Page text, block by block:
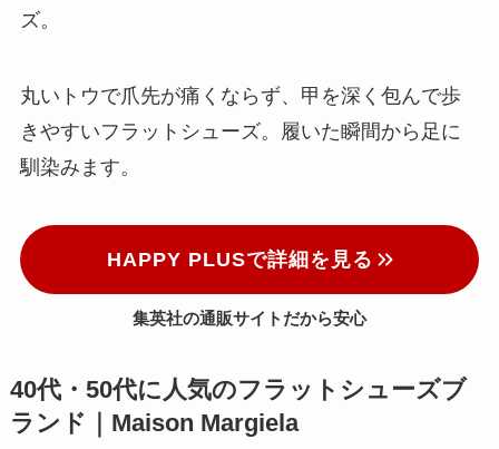
ズ。
丸いトウで爪先が痛くならず、甲を深く包んで歩
きやすいフラットシューズ。履いた瞬間から足に
馴染みます。
HAPPY PLUSで詳細を見る
集英社の通販サイトだから安心
40代・50代に人気のフラットシューズブ
ランド｜Maison Margiela